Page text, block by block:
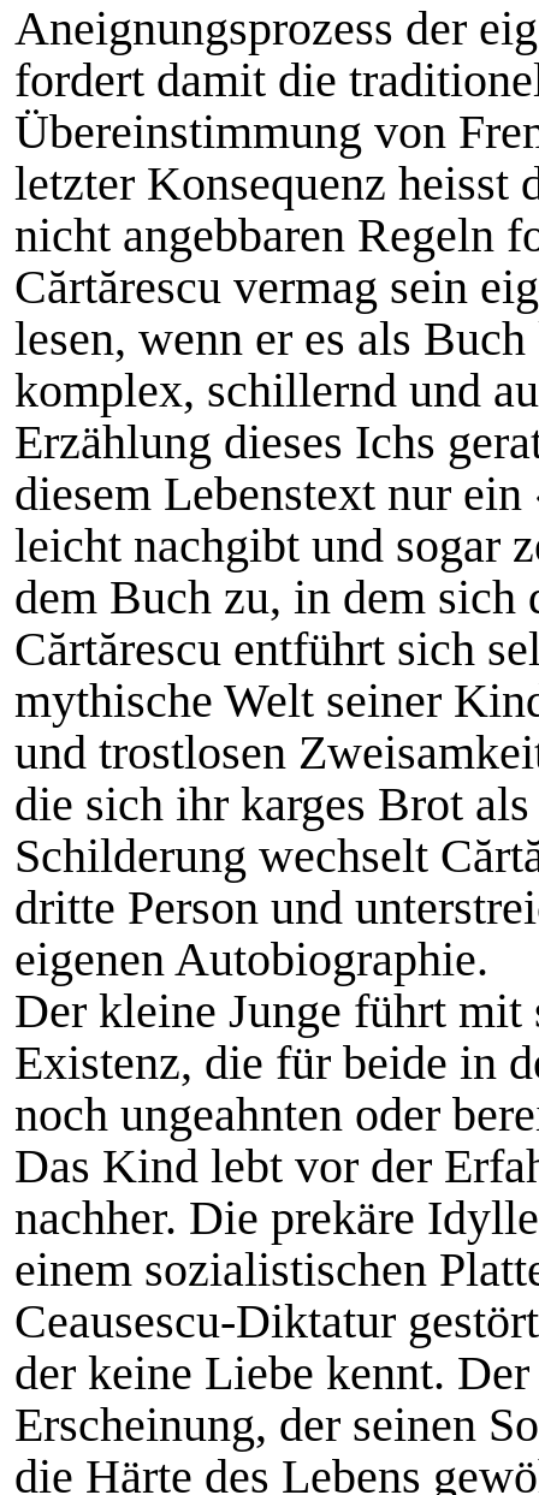
Aneignungsprozess der
fordert damit die
Übereinstimmung von
letzter Konsequenz heisst
nicht angebbaren Regeln
Cărtărescu vermag sein
lesen, wenn er es als
komplex, schillernd und
Erzählung dieses Ichs
diesem Lebenstext nur
leicht nachgibt und sogar
dem Buch zu, in dem sich
Cărtărescu entführt sich
mythische Welt seiner
und trostlosen
die sich ihr karges Brot
Schilderung wechselt
dritte Person und
eigenen Autobiographie.
Der kleine Junge führt
Existenz, die für beide in
noch ungeahnten oder
Das Kind lebt vor der
nachher. Die prekäre
einem sozialistischen
Ceausescu-Diktatur
der keine Liebe kennt.
Erscheinung, der seinen
die Härte des Lebens